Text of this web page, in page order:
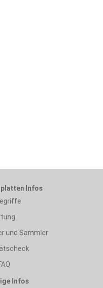
Infos
und Sammler
Infos